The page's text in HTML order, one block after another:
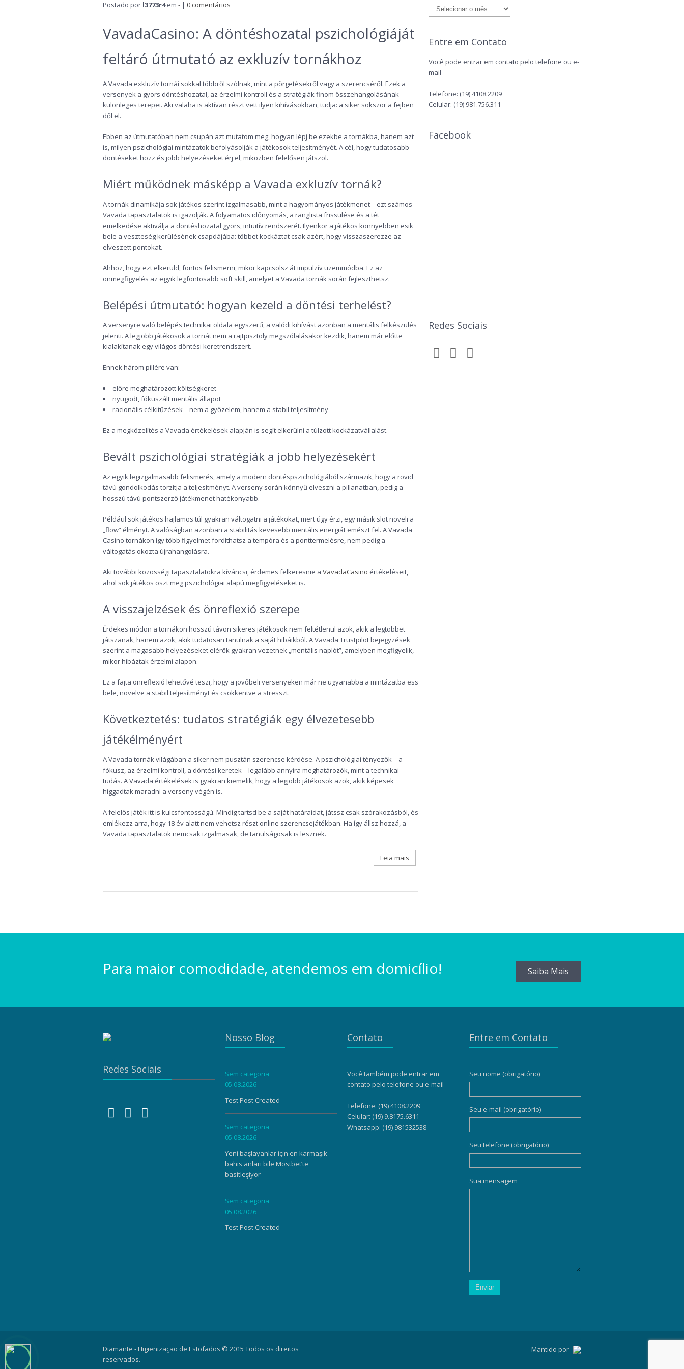
Postado por l3773r4em - | 0 comentários
VavadaCasino: A döntéshozatal pszichológiáját
feltáró útmutató az exkluzív tornákhoz
A Vavada exkluzív tornái sokkal többről szólnak, mint a pörgetésekről vagy a szerencséről. Ezek a
versenyek a gyors döntéshozatal, az érzelmi kontroll és a stratégiák finom összehangolásának
különleges terepei. Aki valaha is aktívan részt vett ilyen kihívásokban, tudja: a siker sokszor a fejben
dől el.
Ebben az útmutatóban nem csupán azt mutatom meg, hogyan lépj be ezekbe a tornákba, hanem azt
is, milyen pszichológiai mintázatok befolyásolják a játékosok teljesítményét. A cél, hogy tudatosabb
döntéseket hozz és jobb helyezéseket érj el, miközben felelősen játszol.
Miért működnek másképp a Vavada exkluzív tornák?
A tornák dinamikája sok játékos szerint izgalmasabb, mint a hagyományos játékmenet – ezt számos
Vavada tapasztalatok is igazolják. A folyamatos időnyomás, a ranglista frissülése és a tét
emelkedése aktiválja a döntéshozatal gyors, intuitív rendszerét. Ilyenkor a játékos könnyebben esik
bele a veszteség kerülésének csapdájába: többet kockáztat csak azért, hogy visszaszerezze az
elveszett pontokat.
Ahhoz, hogy ezt elkerüld, fontos felismerni, mikor kapcsolsz át impulzív üzemmódba. Ez az
önmegfigyelés az egyik legfontosabb soft skill, amelyet a Vavada tornák során fejleszthetsz.
Belépési útmutató: hogyan kezeld a döntési terhelést?
A versenyre való belépés technikai oldala egyszerű, a valódi kihívást azonban a mentális felkészülés
jelenti. A legjobb játékosok a tornát nem a rajtpisztoly megszólalásakor kezdik, hanem már előtte
kialakítanak egy világos döntési keretrendszert.
Ennek három pillére van:
előre meghatározott költségkeret
nyugodt, fókuszált mentális állapot
racionális célkitűzések – nem a győzelem, hanem a stabil teljesítmény
Ez a megközelítés a Vavada értékelések alapján is segít elkerülni a túlzott kockázatvállalást.
Bevált pszichológiai stratégiák a jobb helyezésekért
Az egyik legizgalmasabb felismerés, amely a modern döntéspszichológiából származik, hogy a rövid
távú gondolkodás torzítja a teljesítményt. A verseny során könnyű elveszni a pillanatban, pedig a
hosszú távú pontszerző játékmenet hatékonyabb.
Például sok játékos hajlamos túl gyakran váltogatni a játékokat, mert úgy érzi, egy másik slot növeli a
„flow” élményt. A valóságban azonban a stabilitás kevesebb mentális energiát emészt fel. A Vavada
Casino tornákon így több figyelmet fordíthatsz a tempóra és a ponttermelésre, nem pedig a
váltogatás okozta újrahangolásra.
Aki további közösségi tapasztalatokra kíváncsi, érdemes felkeresnie a VavadaCasino értékeléseit,
ahol sok játékos oszt meg pszichológiai alapú megfigyeléseket is.
A visszajelzések és önreflexió szerepe
Érdekes módon a tornákon hosszú távon sikeres játékosok nem feltétlenül azok, akik a legtöbbet
játszanak, hanem azok, akik tudatosan tanulnak a saját hibáikból. A Vavada Trustpilot bejegyzések
szerint a magasabb helyezéseket elérők gyakran vezetnek „mentális naplót”, amelyben megfigyelik,
mikor hibáztak érzelmi alapon.
Ez a fajta önreflexió lehetővé teszi, hogy a jövőbeli versenyeken már ne ugyanabba a mintázatba ess
bele, növelve a stabil teljesítményt és csökkentve a stresszt.
Következtetés: tudatos stratégiák egy élvezetesebb
játékélményért
A Vavada tornák világában a siker nem pusztán szerencse kérdése. A pszichológiai tényezők – a
fókusz, az érzelmi kontroll, a döntési keretek – legalább annyira meghatározók, mint a technikai
tudás. A Vavada értékelések is gyakran kiemelik, hogy a legjobb játékosok azok, akik képesek
higgadtak maradni a verseny végén is.
A felelős játék itt is kulcsfontosságú. Mindig tartsd be a saját határaidat, játssz csak szórakozásból, és
emlékezz arra, hogy 18 év alatt nem vehetsz részt online szerencsejátékban. Ha így állsz hozzá, a
Vavada tapasztalatok nemcsak izgalmasak, de tanulságosak is lesznek.
Leia mais
Entre em Contato
Você pode entrar em contato pelo telefone ou e-
mail
Telefone: (19) 4108.2209
Celular: (19) 981.756.311
Facebook
Redes Sociais
Para maior comodidade, atendemos em domicílio! Saiba Mais
Redes Sociais
Nosso Blog
Sem categoria
05.08.2026
Test Post Created
Sem categoria
05.08.2026
Yeni başlayanlar için en karmaşık
bahis anları bile Mostbet’te
basitleşiyor
Sem categoria
05.08.2026
Test Post Created
Contato
Você também pode entrar em
contato pelo telefone ou e-mail
Telefone: (19) 4108.2209
Celular: (19) 9.8175.6311
Whatsapp: (19) 981532538
Entre em Contato
Seu nome (obrigatório)
Seu e-mail (obrigatório)
Seu telefone (obrigatório)
Sua mensagem
Diamante - Higienização de Estofados © 2015 Todos os direitos
reservados.
Mantido por